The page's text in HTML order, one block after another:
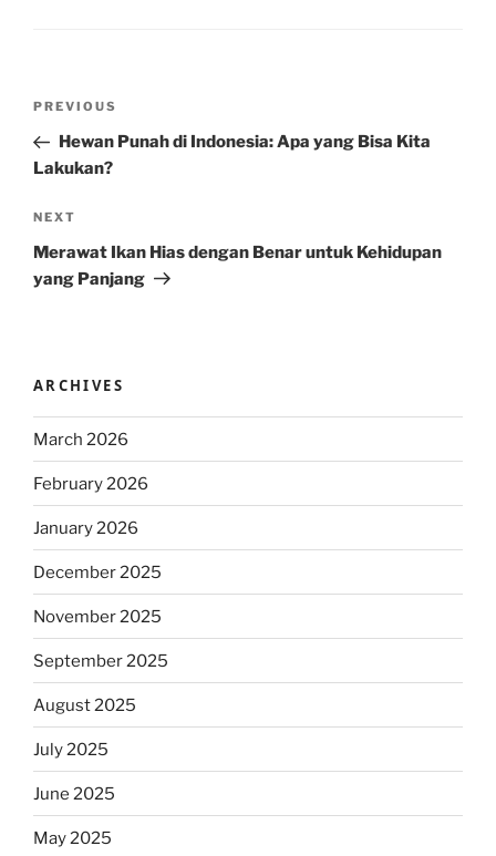
Previous
Post
PREVIOUS
Hewan Punah di Indonesia: Apa yang Bisa Kita
Lakukan?
Next
Post
NEXT
Merawat Ikan Hias dengan Benar untuk Kehidupan
yang Panjang
ARCHIVES
March 2026
February 2026
January 2026
December 2025
November 2025
September 2025
August 2025
July 2025
June 2025
May 2025